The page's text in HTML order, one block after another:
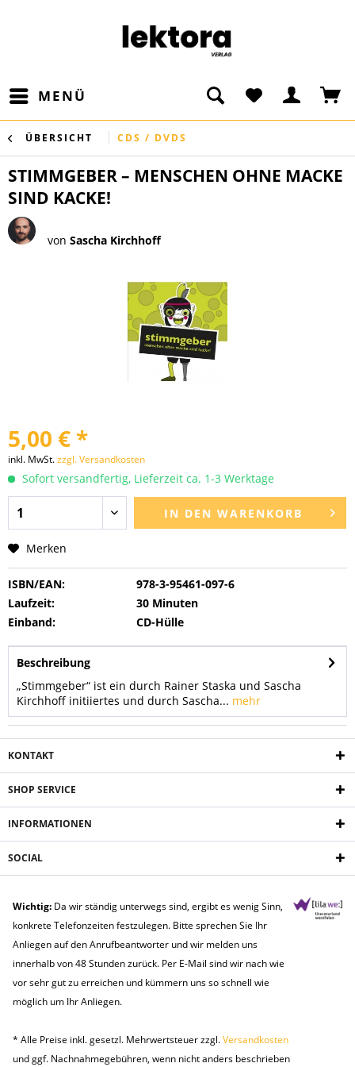
MENÜ
ÜBERSICHT CDS / DVDS
STIMMGEBER – MENSCHEN OHNE MACKE
SIND KACKE!
von Sascha Kirchhoff
5,00 € *
inkl. MwSt.zzgl. Versandkosten
Sofort versandfertig, Lieferzeit ca. 1-3 Werktage
IN DEN WARENKORB
Merken
ISBN/EAN:
978-3-95461-097-6
Laufzeit:
30 Minuten
Einband:
CD-Hülle
Beschreibung
„Stimmgeber“ ist ein durch Rainer Staska und Sascha
Kirchhoff initiiertes und durch Sascha... mehr
KONTAKT
SHOP SERVICE
INFORMATIONEN
SOCIAL
Wichtig: Da wir ständig unterwegs sind, ergibt es wenig Sinn,
konkrete Telefonzeiten festzulegen. Bitte sprechen Sie Ihr
Anliegen auf den Anrufbeantworter und wir melden uns
innerhalb von 48 Stunden zurück. Per E-Mail sind wir nach wie
vor sehr gut zu erreichen und kümmern uns so schnell wie
möglich um Ihr Anliegen.
* Alle Preise inkl. gesetzl. Mehrwertsteuer zzgl.Versandkosten
und ggf. Nachnahmegebühren, wenn nicht anders beschrieben